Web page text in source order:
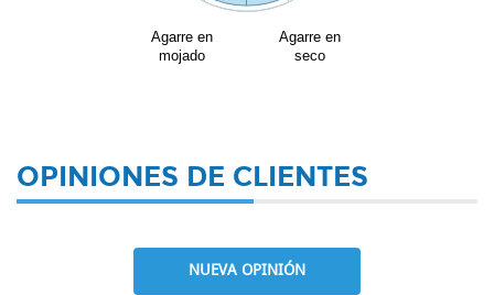
Agarre en
seco
Agarre en
mojado
OPINIONES DE CLIENTES
NUEVA OPINIÓN